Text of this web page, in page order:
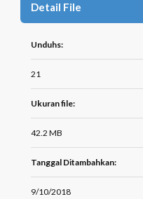
Detail File
Unduhs:
21
Ukuran file:
42.2 MB
Tanggal Ditambahkan:
9/10/2018